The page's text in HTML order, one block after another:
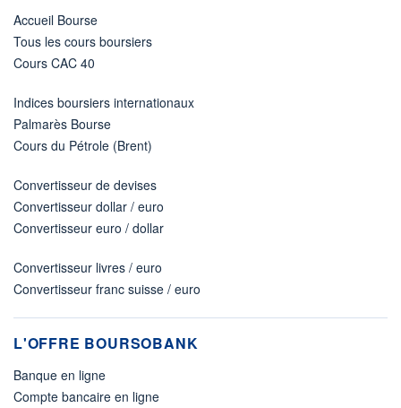
Accueil Bourse
Tous les cours boursiers
Cours CAC 40
Indices boursiers internationaux
Palmarès Bourse
Cours du Pétrole (Brent)
Convertisseur de devises
Convertisseur dollar / euro
Convertisseur euro / dollar
Convertisseur livres / euro
Convertisseur franc suisse / euro
L'OFFRE BOURSOBANK
Banque en ligne
Compte bancaire en ligne